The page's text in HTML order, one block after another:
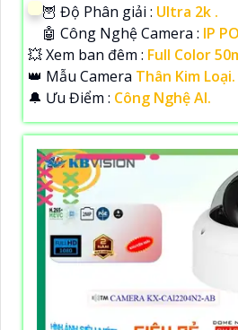
🦉 Độ Phân giải : Ultra 2k .
🤖️ Công Nghệ Camera : IP
💥 Xem ban đêm : Full Color
👑 Mẫu Camera Thân Kim Loại.
️🔔 Ưu Điểm : Công Nghệ AI.